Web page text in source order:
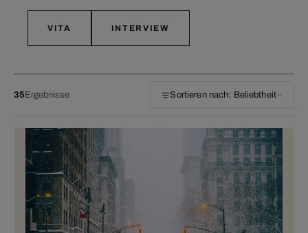
VITA INTERVIEW
35Ergebnisse Sortieren nach: Beliebtheit